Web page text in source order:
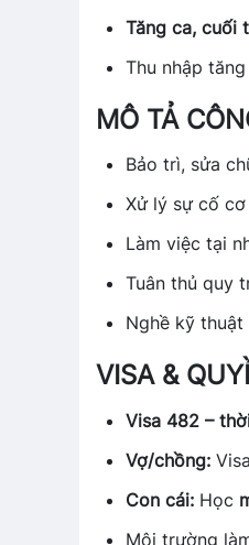
Tăng ca, cuối
Thu nhập
MÔ TẢ
Bảo trì, sửa
Xử lý sự cố
Làm việc tại
Tuân thủ quy
Nghề kỹ
VISA &
Visa 482 –
Vợ/chồng:
Con cái: Học
Môi trường